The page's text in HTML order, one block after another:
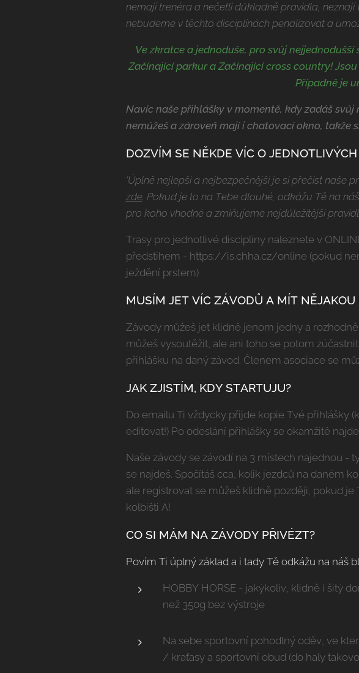
nemají trenéra a nečetli důkladně pravidla, neznají
nebudeme v těchto disciplínách penalizovat a
Ve zkratce a jednoduše, pro svůj
Začínající parkur a Začínající cross country!
Případně je
Navíc naše přihlášky v momentě, kdy zadáš
nemůžeš a zároveň mají i chatovací okno, takže
DOZVÍM SE NĚKDE VÍC O
'Úplně nejlepší a nejbezpečnější je si přečíst naše
zde. Pokud je to na Tebe dlouhé, odkážu Tě na
pro koho vhodné a zmiňujeme nejdůležitější
Trasy pro jednotlivé disciplíny naleznete v
předstihem - https://is.chha.cz/online (pokud
ježdění prstem)
MUSÍM JET VÍC ZÁVODŮ A MÍT
Závody můžeš jet klidně jenom jedny a
můžeš vysoutěžit, ale ani toho se potom
přihlášku na daný závod. Členem asociace se
JAK ZJISTÍM, KDY STARTUJU?
Do emailu Ti vždycky přijde kopie Tvé přihlášky
editovat!) Po odeslání přihlášky se okamžitě
Naše závody se závodí na 3 místech najednou -
se najdeš. Spočítáš cca, kolik jezdců na daném
ale registrovat se můžeš klidně později, pokud
kolbišti A!
CO SI MÁM NA ZÁVODY PŘIVÉZT?
Povím Ti úplný základ a i tady Tě odkážu na náš
HOBBY HORSE - jakýkoliv, klidně i šitý
než 350g bez výstroje
Na sebe sportovní pohodlný oděv, ve
/ kraťasy a sportovní obud (do haly